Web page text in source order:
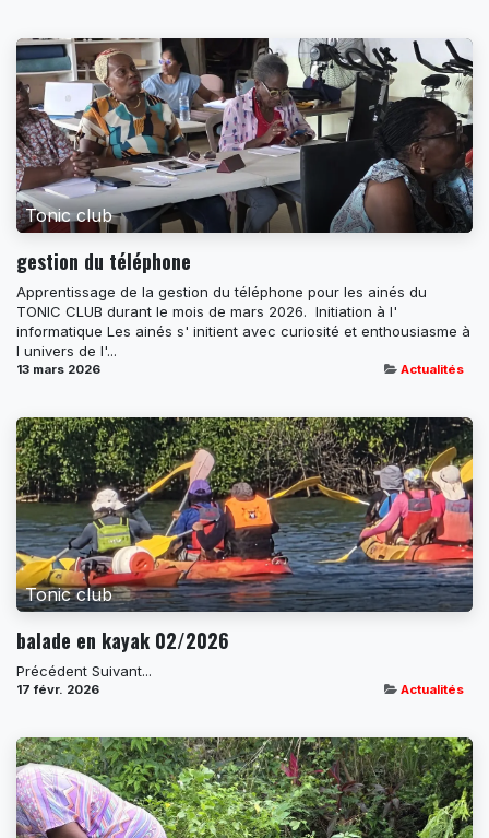
Tonic club
gestion du téléphone
Apprentissage de la gestion du téléphone pour les ainés du
TONIC CLUB durant le mois de mars 2026. ​ Initiation à l'
informatique Les ainés s' initient avec curiosité et enthousiasme à
l univers de l'...
13 mars 2026 Actualités
Tonic club
balade en kayak 02/2026
Précédent Suivant...
17 févr. 2026 Actualités